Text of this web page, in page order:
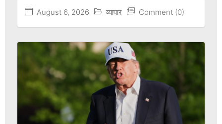
August 6, 2026 व्यापार Comment (0)